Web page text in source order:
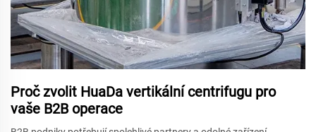
Proč zvolit HuaDa vertikální centrifugu pro
vaše B2B operace